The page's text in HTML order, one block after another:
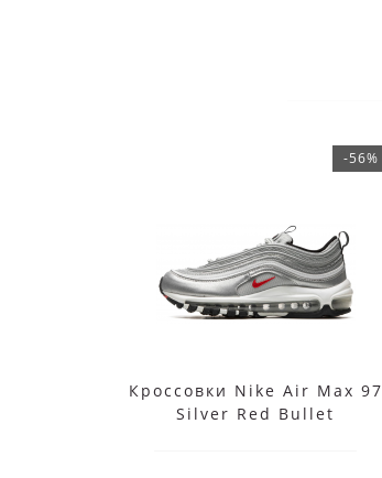
-56%
Кроссовки Nike Air Max 97
Silver Red Bullet